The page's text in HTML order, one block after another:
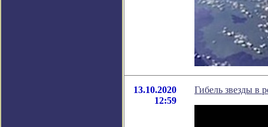
13.10.2020
12:59
Гибель звезды в